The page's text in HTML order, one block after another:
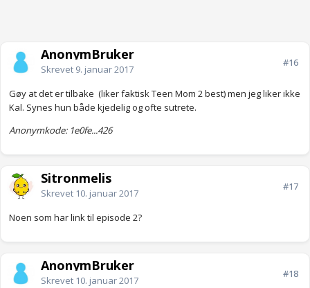
AnonymBruker
Skrevet 9. januar 2017
#16
Gøy at det er tilbake (liker faktisk Teen Mom 2 best) men jeg liker ikke
Kal. Synes hun både kjedelig og ofte sutrete.
Anonymkode: 1e0fe...426
Sitronmelis
Skrevet 10. januar 2017
#17
Noen som har link til episode 2?
AnonymBruker
Skrevet 10. januar 2017
#18